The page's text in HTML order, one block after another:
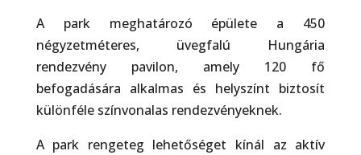
A park meghatározó épülete a 450
négyzetméteres, üvegfalú Hungária
rendezvény pavilon, amely 120 fő
befogadására alkalmas és helyszínt biztosít
különféle színvonalas rendezvényeknek.
A park rengeteg lehetőséget kínál az aktív